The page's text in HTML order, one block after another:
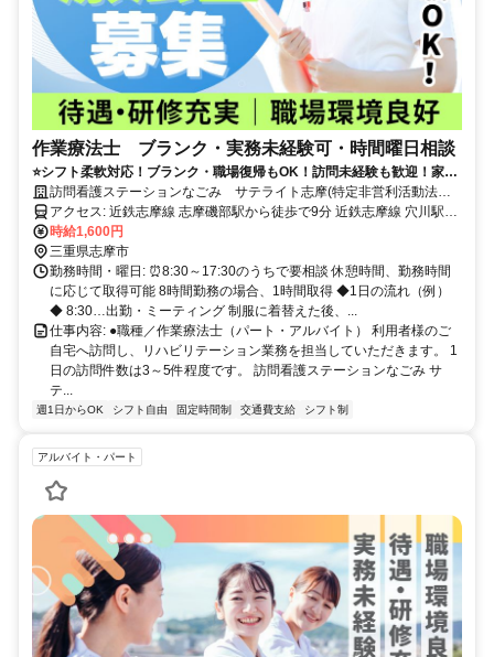
作業療法士 ブランク・実務未経験可・時間曜日相談
⭐️シフト柔軟対応！ブランク・職場復帰もOK！訪問未経験も歓迎！家庭
と仕事の両立をサポートし、無理なく働ける環境です！
訪問看護ステーションなごみ サテライト志摩(特定非営利活動法人
なごみ)
アクセス: 近鉄志摩線 志摩磯部駅から徒歩で9分 近鉄志摩線 穴川駅か
時給1,600円
三重県志摩市
勤務時間・曜日: ⏰8:30～17:30のうちで要相談 休憩時間、勤務時間
に応じて取得可能 8時間勤務の場合、1時間取得 ◆1日の流れ（例）
◆ 8:30…出勤・ミーティング 制服に着替えた後、...
仕事内容: ●職種／作業療法士（パート・アルバイト） 利用者様のご
自宅へ訪問し、リハビリテーション業務を担当していただきます。 1
日の訪問件数は3～5件程度です。 訪問看護ステーションなごみ サ
テ...
週1日からOK シフト自由 固定時間制 交通費支給 シフト制
アルバイト・パート